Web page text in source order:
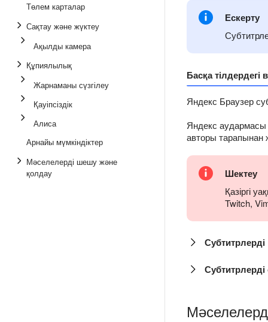
Төлем карталар
Сақтау және жүктеу
Ақылды камера
Құпиялылық
Жарнаманы сүзгілеу
Қауіпсіздік
Алиса
Арнайы мүмкіндіктер
Мәселелерді шешу және
қолдау
Ескерту
Басқа тілдердегі
Яндекс Браузер
Яндекс аудармасы
авторы тарапынан
Шектеу
Қазіргі
Twitch,